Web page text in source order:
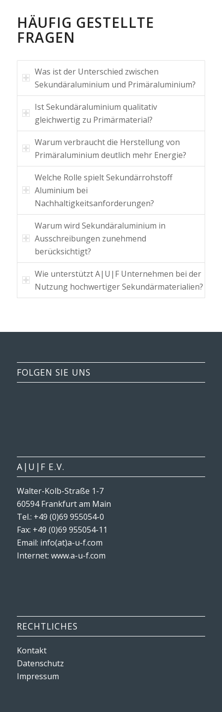
HÄUFIG GESTELLTE
FRAGEN
Was ist der Unterschied zwischen
Sekundäraluminium und Primäraluminium?
Ist Sekundäraluminium qualitativ
gleichwertig zu Primärmaterial?
Warum verbraucht die Herstellung von
Primäraluminium deutlich mehr Energie?
Welche Rolle spielt Sekundärrohstoff
Aluminium bei
Nachhaltigkeitsanforderungen?
Warum wird Sekundäraluminium in
Ausschreibungen zunehmend
berücksichtigt?
Wie unterstützt A|U|F Unternehmen bei der
Nutzung hochwertiger Sekundärmaterialien?
FOLGEN SIE UNS
A|U|F E.V.
Walter-Kolb-Straße 1-7
60594 Frankfurt am Main
Tel.: +49 (0)69 955054-0
Fax: +49 (0)69 955054-11
Email: info(at)a-u-f.com
Internet: www.a-u-f.com
RECHTLICHES
Kontakt
Datenschutz
Impressum